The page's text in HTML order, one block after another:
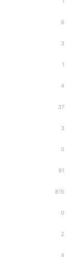
6
3
1
4
37
3
0
91
815
0
2
4